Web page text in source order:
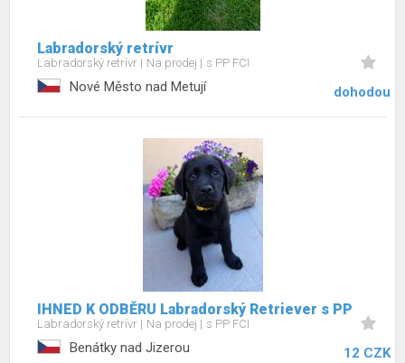
Labradorský retrívr
Labradorský retrívr Na prodej s PP FCI
Nové Město nad Metují dohodou
IHNED K ODBĚRU Labradorský Retriever s PP
Labradorský retrívr Na prodej s PP FCI
Benátky nad Jizerou 12 CZK